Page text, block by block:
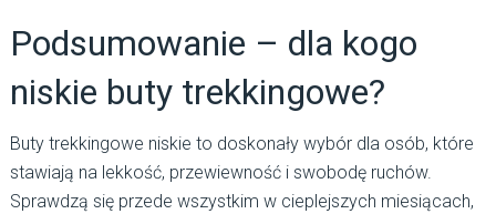
Podsumowanie – dla kogo
niskie buty trekkingowe?
Buty trekkingowe niskie to doskonały wybór dla osób, które
stawiają na lekkość, przewiewność i swobodę ruchów.
Sprawdzą się przede wszystkim w cieplejszych miesiącach,